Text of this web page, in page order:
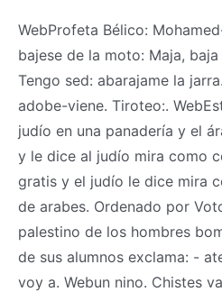
WebProfeta Bélico:
bajese de la moto: Maja,
Tengo sed: abarajame la
adobe-viene. Tiroteo:.
judío en una panadería y el
y le dice al judío mira como
gratis y el judío le dice mira
de arabes. Ordenado por
palestino de los hombres
de sus alumnos exclama: -
voy a. Webun nino. Chistes